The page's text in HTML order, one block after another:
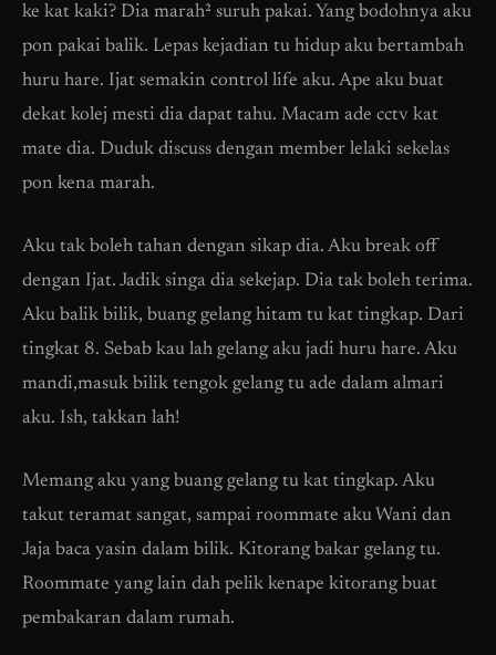
ke kat kaki? Dia marah² suruh pakai. Yang bodohnya aku
pon pakai balik. Lepas kejadian tu hidup aku bertambah
huru hare. Ijat semakin control life aku. Ape aku buat
dekat kolej mesti dia dapat tahu. Macam ade cctv kat
mate dia. Duduk discuss dengan member lelaki sekelas
pon kena marah.
Aku tak boleh tahan dengan sikap dia. Aku break off
dengan Ijat. Jadik singa dia sekejap. Dia tak boleh terima.
Aku balik bilik, buang gelang hitam tu kat tingkap. Dari
tingkat 8. Sebab kau lah gelang aku jadi huru hare. Aku
mandi,masuk bilik tengok gelang tu ade dalam almari
aku. Ish, takkan lah!
Memang aku yang buang gelang tu kat tingkap. Aku
takut teramat sangat, sampai roommate aku Wani dan
Jaja baca yasin dalam bilik. Kitorang bakar gelang tu.
Roommate yang lain dah pelik kenape kitorang buat
pembakaran dalam rumah.